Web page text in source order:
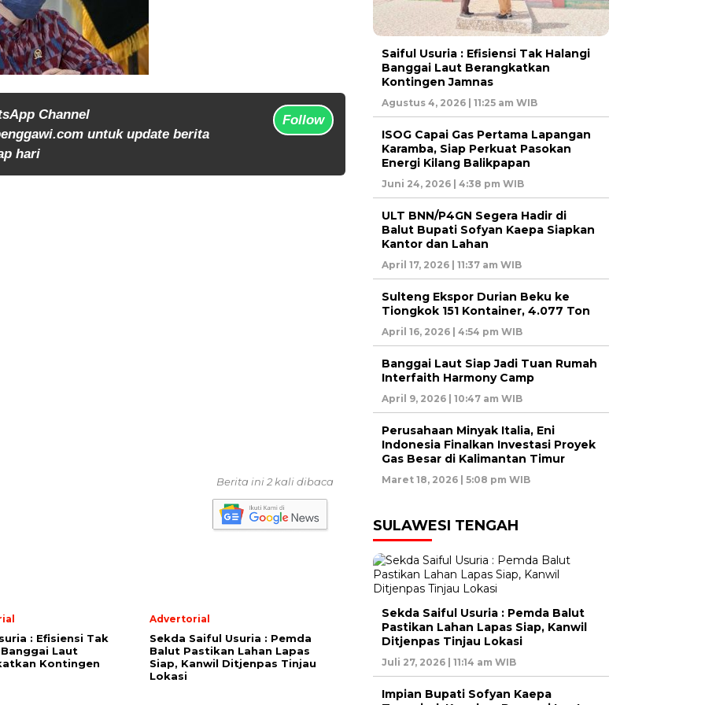
Channel
untuk update berita
hari
Follow
Berita ini 2 kali dibaca
: Efisiensi Tak
Laut
Kontingen
Advertorial
Sekda Saiful Usuria : Pemda
Balut Pastikan Lahan Lapas
Siap, Kanwil Ditjenpas Tinjau
Lokasi
Saiful Usuria : Efisiensi Tak Halangi
Banggai Laut Berangkatkan
Kontingen Jamnas
Agustus 4, 2026 | 11:25 am WIB
ISOG Capai Gas Pertama Lapangan
Karamba, Siap Perkuat Pasokan
Energi Kilang Balikpapan
Juni 24, 2026 | 4:38 pm WIB
ULT BNN/P4GN Segera Hadir di
Balut Bupati Sofyan Kaepa Siapkan
Kantor dan Lahan
April 17, 2026 | 11:37 am WIB
Sulteng Ekspor Durian Beku ke
Tiongkok 151 Kontainer, 4.077 Ton
April 16, 2026 | 4:54 pm WIB
Banggai Laut Siap Jadi Tuan Rumah
Interfaith Harmony Camp
April 9, 2026 | 10:47 am WIB
Perusahaan Minyak Italia, Eni
Indonesia Finalkan Investasi Proyek
Gas Besar di Kalimantan Timur
Maret 18, 2026 | 5:08 pm WIB
SULAWESI TENGAH
Sekda Saiful Usuria : Pemda Balut
Pastikan Lahan Lapas Siap, Kanwil
Ditjenpas Tinjau Lokasi
Juli 27, 2026 | 11:14 am WIB
Impian Bupati Sofyan Kaepa